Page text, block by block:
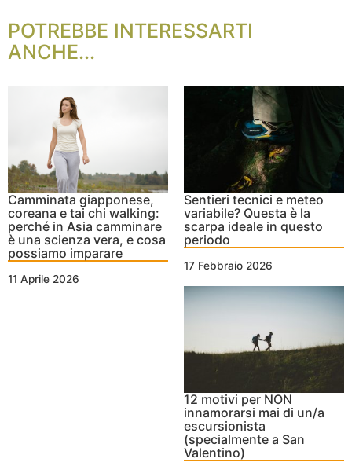
POTREBBE INTERESSARTI
ANCHE...
Camminata giapponese,
coreana e tai chi walking:
perché in Asia camminare
è una scienza vera, e cosa
possiamo imparare
11 Aprile 2026
Sentieri tecnici e meteo
variabile? Questa è la
scarpa ideale in questo
periodo
17 Febbraio 2026
12 motivi per NON
innamorarsi mai di un/a
escursionista
(specialmente a San
Valentino)